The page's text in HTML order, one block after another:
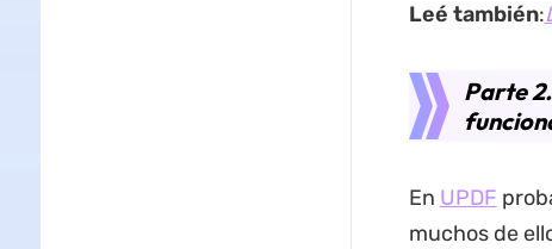
Leé también:
Parte
En UPDF
muchos de